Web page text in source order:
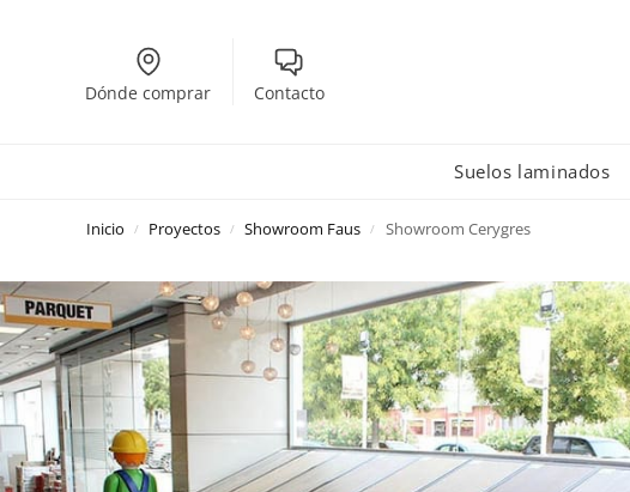
Dónde comprar Contacto
Suelos laminados
Inicio / Proyectos / Showroom Faus / Showroom Cerygres